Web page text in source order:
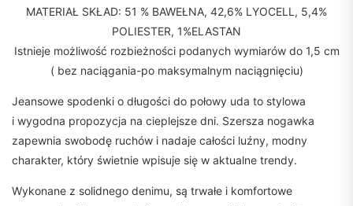
MATERIAŁ SKŁAD: 51 % BAWEŁNA, 42,6% LYOCELL, 5,4%
POLIESTER, 1%ELASTAN
Istnieje możliwość rozbieżności podanych wymiarów do 1,5 cm
( bez naciągania-po maksymalnym naciągnięciu)
Jeansowe spodenki o długości do połowy uda to stylowa
i wygodna propozycja na cieplejsze dni. Szersza nogawka
zapewnia swobodę ruchów i nadaje całości luźny, modny
charakter, który świetnie wpisuje się w aktualne trendy.
Wykonane z solidnego denimu, są trwałe i komfortowe